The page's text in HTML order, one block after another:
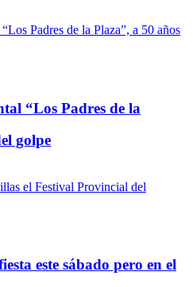
“Los Padres de la
golpe
este sábado pero en el